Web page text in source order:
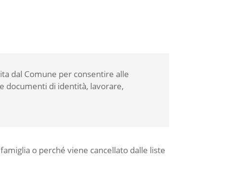
dal Comune per consentire alle
documenti di identità, lavorare,
o perché viene cancellato dalle liste